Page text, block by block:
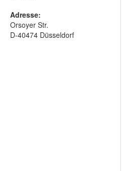
Adresse:
Orsoyer Str.
D-40474 Düsseldorf